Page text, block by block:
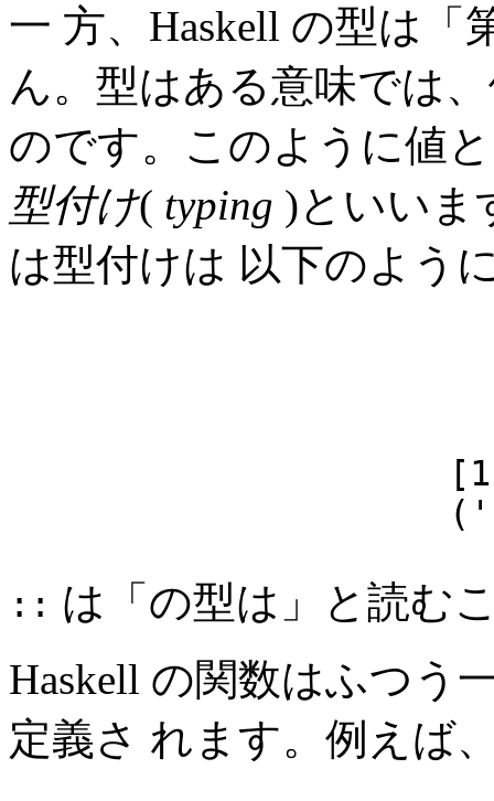
一 方、Haskell の型は
ん。型はある意味では
のです。このように値
型付け( typing )といいま
は型付けは 以下のよう
[1,2,3] ::
('b',4) ::
:: は「の型は」と読む
Haskell の関数はふつう
定義さ れます。例えば